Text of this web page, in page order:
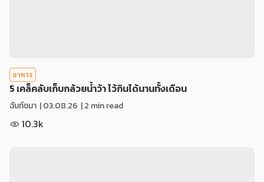
อาหาร
5 เคล็คลับเก็บกล้วยน้ำว้า ไว้กินได้นานทั้งเดือน
ฉันท์ชมา |03.08.26 | 2 min read
10.3k